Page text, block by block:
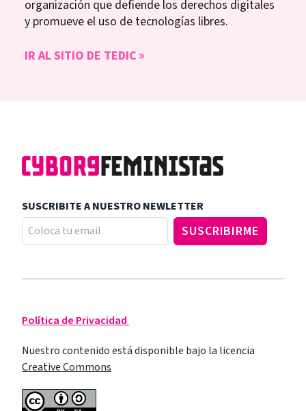
organización que defiende los derechos digitales
y promueve el uso de tecnologías libres.
IR AL SITIO DE TEDIC
SUSCRIBITE A NUESTRO NEWLETTER
Política de Privacidad
Nuestro contenido está disponible bajo la licencia
Creative Commons